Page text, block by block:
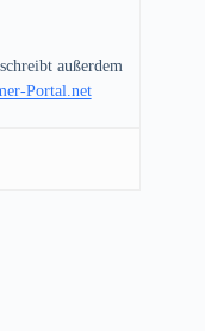
außerdem
Portal.net